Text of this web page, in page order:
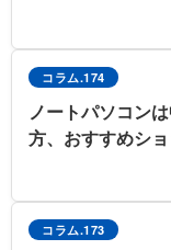
コラム.174
ノートパソコン
方、おすすめシ
コラム.173